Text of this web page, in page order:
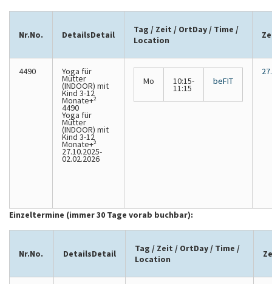
Nr.No. DetailsDetail Tag / Zeit / OrtDay / Time /
Location
4490 Yoga für
Mütter
(INDOOR) mit
Kind 3-12
Monate+²
4490
Yoga für
Mütter
(INDOOR) mit
Kind 3-12
Monate+²
27.10.2025-
02.02.2026
Mo 10:15-
11:15
beFIT
Einzeltermine (immer 30 Tage vorab buchbar):
Nr.No. DetailsDetail Tag / Zeit / OrtDay / Time /
Location